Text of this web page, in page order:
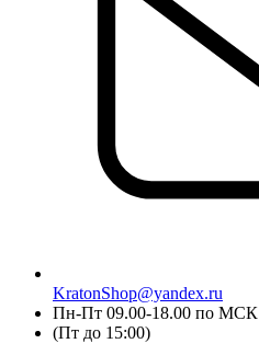
KratonShop@yandex.ru
Пн-Пт 09.00-18.00 по МСК
(Пт до 15:00)